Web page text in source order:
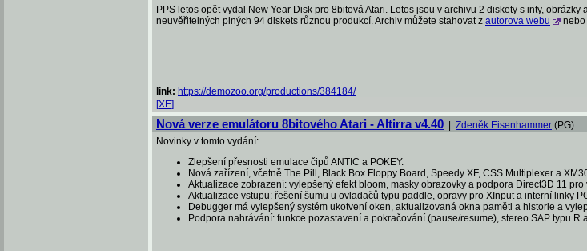
PPS letos opět vydal New Year Disk pro 8bitová Atari. Letos jsou v archivu 2 diskety s inty,
neuvěřitelných plných 94 diskets různou produkcí. Archiv můžete stahovat z autorova webu nebo
link: https://demozoo.org/productions/384184/
[XE]
Nová verze emulátoru 8bitového Atari - Altirra v4.40 Zdeněk Eisenhammer (PG)
Novinky v tomto vydání:
Zlepšení přesnosti emulace čipů ANTIC a POKEY.
Nová zařízení, včetně The Pill, Black Box Floppy Board, Speedy XF, CSS Multiplexer a
Aktualizace zobrazení: vylepšený efekt bloom, masky obrazovky a podpora Direct3D 11 pro
Aktualizace vstupu: řešení šumu u ovladačů typu paddle, opravy pro XInput a interní linky
Debugger má vylepšený systém ukotvení oken, aktualizovaná okna paměti a historie a
Podpora nahrávání: funkce pozastavení a pokračování (pause/resume), stereo SAP typu